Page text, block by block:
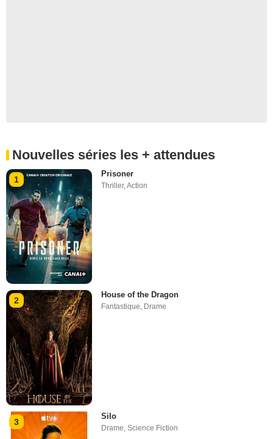
Nouvelles séries les + attendues
1
Prisoner
Thriller,Action
2
House of the Dragon
Fantastique, Drame
3
Silo
Drame ,Science Fiction